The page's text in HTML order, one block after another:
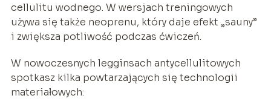
cellulitu wodnego. W wersjach treningowych
używa się także neoprenu, który daje efekt „sauny”
i zwiększa potliwość podczas ćwiczeń.
W nowoczesnych legginsach antycellulitowych
spotkasz kilka powtarzających się technologii
materiałowych: